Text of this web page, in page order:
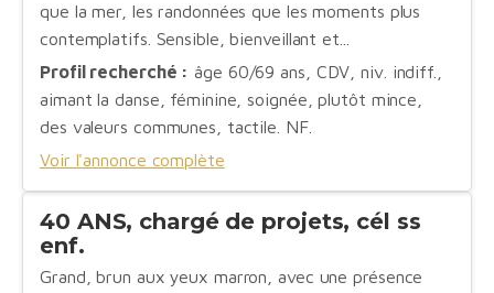
que la mer, les randonnées que les moments plus
contemplatifs. Sensible, bienveillant et...
Profil recherché : âge 60/69 ans, CDV, niv. indiff.,
aimant la danse, féminine, soignée, plutôt mince,
des valeurs communes, tactile. NF.
Voir l'annonce complète
40 ANS, chargé de projets, cél ss
enf.
Grand, brun aux yeux marron, avec une présence